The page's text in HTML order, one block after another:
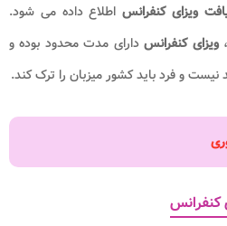
ویزای کنفرانس اطلاع داده می شود.
ویزای کنفرانسدارای مدت محدود بوده و
نیست و فرد باید کشور میزبان را ترک کند.
کنفرانس